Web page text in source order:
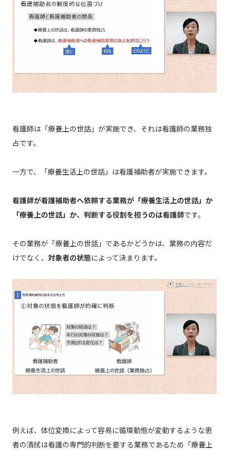
看護師は「療養上の世話」が実施でき、それは看護師の業務独
占です。
一方で、「療養生活上の世話」は看護補助者が実施できます。
看護師が看護補助者へ依頼する業務が「療養生活上の世話」か
「療養上の世話」か、判断する役割を担うのは看護師です。
その業務が「療養上の世話」であるかどうかは、業務の内容だ
けでなく、 対象者の状態によって決まります。
例えば、体位変換によって容易に循環動態が変動するような患
者の清拭は看護の専門的判断を要する業務であるため「療養上